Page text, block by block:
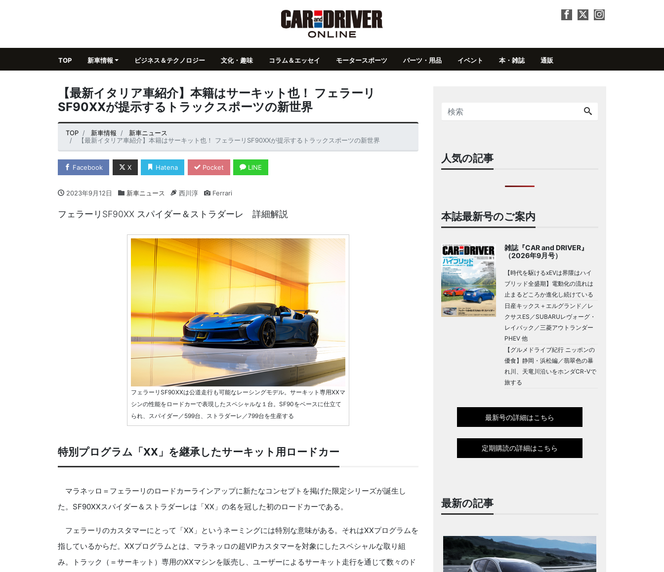
TOP 新車情報 ビジネス＆テクノロジー 文化・趣味 コラム＆エッセイ モータースポーツ パーツ・用品 イベント 本・雑誌 通販
【最新イタリア車紹介】本籍はサーキット也！ フェラーリ
SF90XXが提示するトラックスポーツの新世界
TOP 新車情報
新車ニュース
【最新イタリア車紹介】本籍はサーキット也！ フェラーリSF90XXが提示するトラックスポーツの新世界
Facebook X Hatena Pocket LINE
2023年9月12日 新車ニュース 西川淳 Ferrari
フェラーリSF90XX スパイダー＆ストラダーレ 詳細解説
フェラーリSF90XXは公道走行も可能なレーシングモデル。サーキット専用XXマ
シンの性能をロードカーで表現したスペシャルな１台。SF90をベースに仕立て
られ、スパイダー／599台、ストラダーレ／799台を生産する
特別プログラム「XX」を継承したサーキット用ロードカー
マラネッロ＝フェラーリのロードカーラインアップに新たなコンセプトを掲げた限定シリーズが誕生し
た。SF90XXスパイダー＆ストラダーレは「XX」の名を冠した初のロードカーである。
フェラーリのカスタマーにとって「XX」というネーミングには特別な意味がある。それはXXプログラムを
指しているからだ。XXプログラムとは、マラネッロの超VIPカスタマーを対象にしたスペシャルな取り組
み。トラック（＝サーキット）専用のXXマシンを販売し、ユーザーによるサーキット走行を通じて数々のド
人気の記事
本誌最新号のご案内
雑誌『CAR and DRIVER』
（2026年9月号）
【時代を駆けるxEVは界隈はハイ
ブリッド全盛期】電動化の流れは
止まるどころか進化し続けている
日産キックス＋エルグランド／レ
クサスES／SUBARUレヴォーグ・
レイバック／三菱アウトランダー
PHEV 他
【グルメドライブ紀行 ニッポンの
優食】静岡・浜松編／翡翠色の暴
れ川、天竜川沿いをホンダCR-Vで
旅する
最新号の詳細はこちら
定期購読の詳細はこちら
最新の記事